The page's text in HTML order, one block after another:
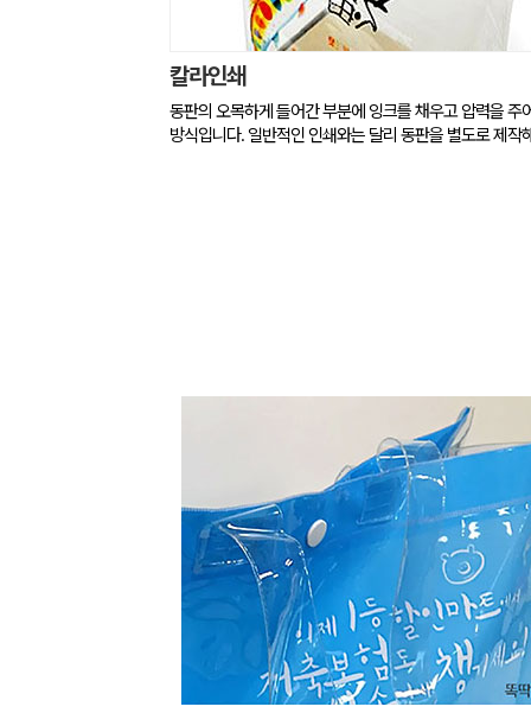
칼라인쇄
동판의 오목하게 들어간 부분에 잉크를 채우고 압력을 주
방식입니다. 일반적인 인쇄와는 달리 동판을 별도로 제작